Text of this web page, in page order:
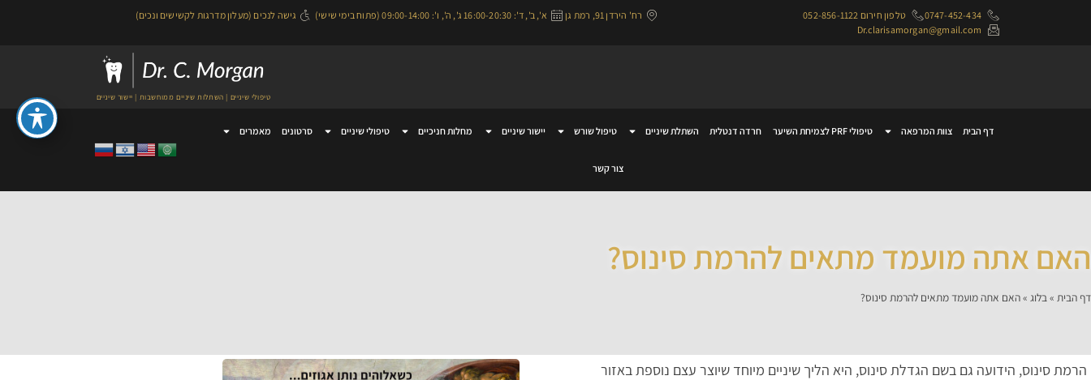
0747-452-434
טלפון חירום 052-856-1122
Dr.clarisamorgan@gmail.com
רח' הירדן 91, רמת גן א', ב', ד': 16:00-20:30 ג', ה', ו': 09:00-14:00 (פתוח בימי שישי) גישה לנכים (מעלון מדרגות לקשישים ונכים)
טיפולי שיניים | השתלות שיניים ממוחשבות | יישור שיניים
דף הבית צוות המרפאה טיפולי PRF לצמיחת השיער חרדה דנטלית השתלת שיניים טיפול שורש יישור שיניים מחלות חניכיים טיפולי שיניים סרטונים מאמרים
צור קשר
האם אתה מועמד מתאים להרמת סינוס?
דף הבית »בלוג »האם אתה מועמד מתאים להרמת סינוס?
הרמת סינוס, הידועה גם בשם הגדלת סינוס, היא הליך שיניים מיוחד שיוצר עצם נוספת באזור